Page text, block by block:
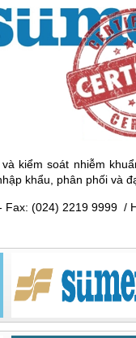
kiểm soát nhiễm
khẩu, phân phối và
Fax: (024) 2219 9999 /